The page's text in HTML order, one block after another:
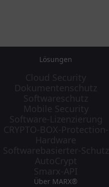
Lösungen
Cloud Security
Dokumentenschutz
Softwareschutz
Mobile Security
Software-Lizenzierung
CRYPTO-BOX-Protection-
Hardware
Softwarebasierter-Schutz
AutoCrypt
Smarx-API
Über MARX®